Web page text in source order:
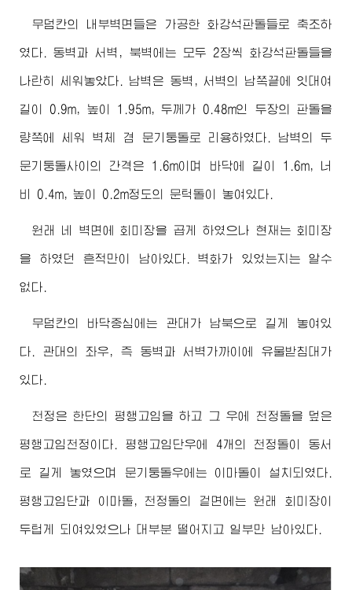
무덤칸의 내부벽면들은 가공한 화강석판돌들로 축조하
였다. 동벽과 서벽, 북벽에는 모두 2장씩 화강석판돌들을
나란히 세워놓았다. 남벽은 동벽, 서벽의 남쪽끝에 잇대여
길이 0.9m, 높이 1.95m, 두께가 0.48m인 두장의 판돌을
량쪽에 세워 벽체 겸 문기둥돌로 리용하였다. 남벽의 두
문기둥돌사이의 간격은 1.6m이며 바닥에 길이 1.6m, 너
비 0.4m, 높이 0.2m정도의 문턱돌이 놓여있다.
원래 네 벽면에 회미장을 곱게 하였으나 현재는 회미장
을 하였던 흔적만이 남아있다. 벽화가 있었는지는 알수
없다.
무덤칸의 바닥중심에는 관대가 남북으로 길게 놓여있
다. 관대의 좌우, 즉 동벽과 서벽가까이에 유물받침대가
있다.
천정은 한단의 평행고임을 하고 그 우에 천정돌을 덮은
평행고임천정이다. 평행고임단우에 4개의 천정돌이 동서
로 길게 놓였으며 문기둥돌우에는 이마돌이 설치되였다.
평행고임단과 이마돌, 천정돌의 겉면에는 원래 회미장이
두텁게 되여있었으나 대부분 떨어지고 일부만 남아있다.